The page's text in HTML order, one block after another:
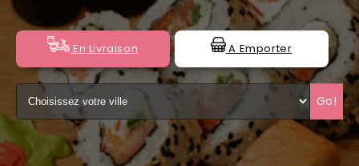
VOTRE COMPTE
NOTRE RESTAURANT
VOS AVIS
MENTIONS LÉGALES
C.G.V
En Livraison A Emporter
Go!